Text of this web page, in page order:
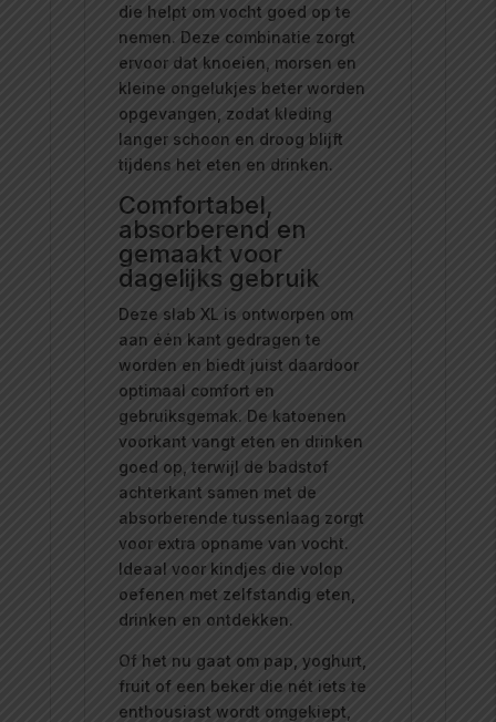
die helpt om vocht goed op te
nemen. Deze combinatie zorgt
ervoor dat knoeien, morsen en
kleine ongelukjes beter worden
opgevangen, zodat kleding
langer schoon en droog blijft
tijdens het eten en drinken.
Comfortabel,
absorberend en
gemaakt voor
dagelijks gebruik
Deze slab XL is ontworpen om
aan één kant gedragen te
worden en biedt juist daardoor
optimaal comfort en
gebruiksgemak. De katoenen
voorkant vangt eten en drinken
goed op, terwijl de badstof
achterkant samen met de
absorberende tussenlaag zorgt
voor extra opname van vocht.
Ideaal voor kindjes die volop
oefenen met zelfstandig eten,
drinken en ontdekken.
Of het nu gaat om pap, yoghurt,
fruit of een beker die nét iets te
enthousiast wordt omgekiept,